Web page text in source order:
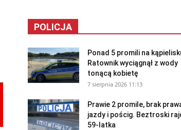
POLICJA
Ponad 5 promili na
Ratownik wyciągnął z wody
tonącą kobietę
7 sierpnia 2026 11:13
Prawie 2 promile, brak
jazdy i pościg. Beztroski
59-latka